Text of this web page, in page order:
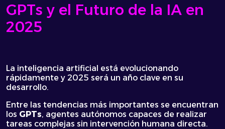
GPTs y el Futuro de la IA en
2025
La inteligencia artificial está evolucionando
rápidamente y 2025 será un año clave en su
desarrollo.
Entre las tendencias más importantes se encuentran
los GPTs, agentes autónomos capaces de realizar
tareas complejas sin intervención humana directa.